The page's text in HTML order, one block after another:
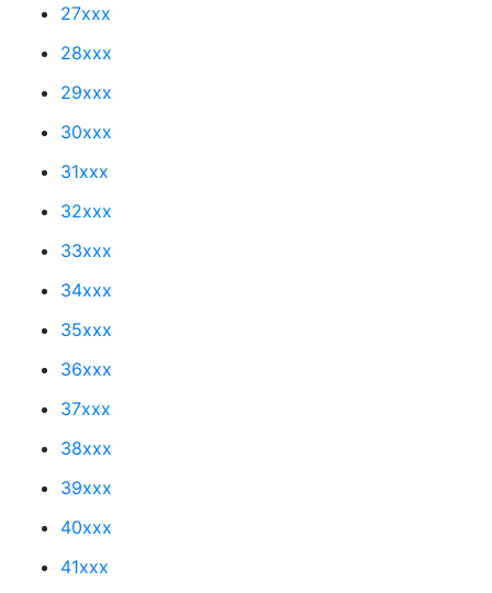
27xxx
28xxx
29xxx
30xxx
31xxx
32xxx
33xxx
34xxx
35xxx
36xxx
37xxx
38xxx
39xxx
40xxx
41xxx